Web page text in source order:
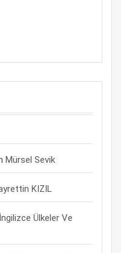
Mürsel Sevik
KIZIL
Ülkeler Ve